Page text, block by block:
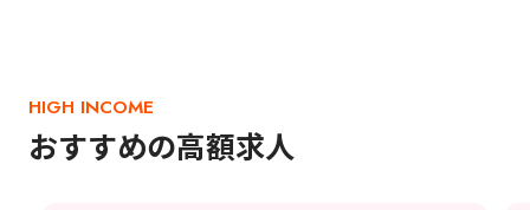
HIGH INCOME
おすすめの高額求人